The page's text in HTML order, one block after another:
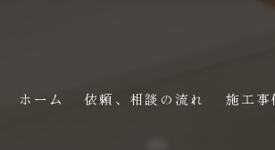
ホーム 依頼、相談の流れ 施工事